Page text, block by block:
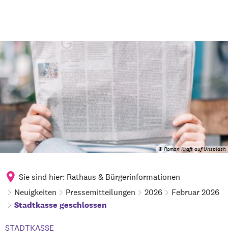
© Roman Kraft auf Unsplash
Sie sind hier: Rathaus & Bürgerinformationen
Neuigkeiten
Pressemitteilungen 2026 Februar 2026
Stadtkasse geschlossen
STADTKASSE